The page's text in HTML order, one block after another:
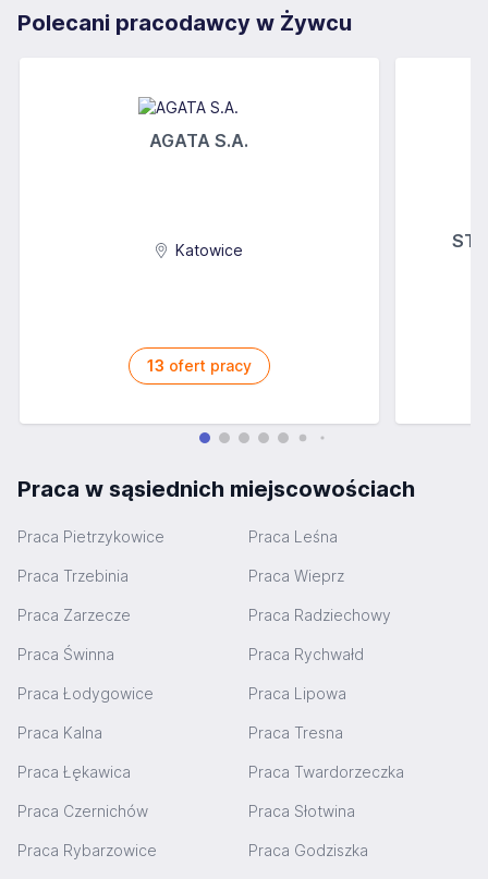
Polecani pracodawcy w Żywcu
AGATA S.A.
Katowice
13 ofert pracy
Praca w sąsiednich miejscowościach
Praca Pietrzykowice Praca Leśna
Praca Trzebinia Praca Wieprz
Praca Zarzecze Praca Radziechowy
Praca Świnna Praca Rychwałd
Praca Łodygowice Praca Lipowa
Praca Kalna Praca Tresna
Praca Łękawica Praca Twardorzeczka
Praca Czernichów Praca Słotwina
Praca Rybarzowice Praca Godziszka